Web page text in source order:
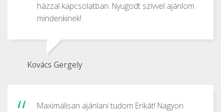
házzal kapcsolatban. Nyugodt szívvel ajánlom
mindenkinek!
Kovács Gergely
Maximálisan ajánlani tudom Erikát! Nagyon